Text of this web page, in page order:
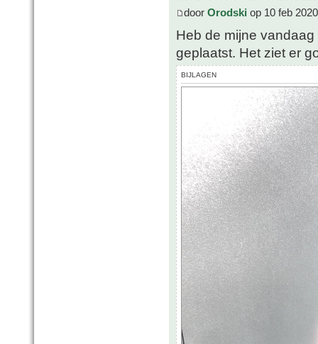
door Orodski op 10 feb
Heb de mijne
geplaatst. Het ziet er
BIJLAGEN